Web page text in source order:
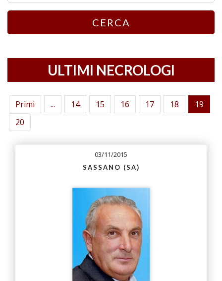
CERCA
ULTIMI NECROLOGI
Primi ... 14 15 16 17 18
19
20
03/11/2015
SASSANO (SA)